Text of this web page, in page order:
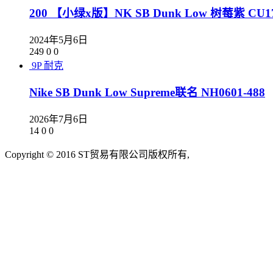
200 【小绿x版】NK SB Dunk Low 树莓紫
2024年5月6日
249 0 0
9P 耐克
Nike SB Dunk Low Supreme联名 NH0601-488
2026年7月6日
14 0 0
Copyright © 2016 ST贸易有限公司版权所有,